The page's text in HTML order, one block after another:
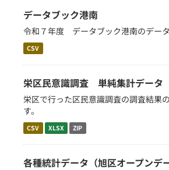
データブック港南
令和７年度 データブック港南のデータ
CSV
栄区民意識調査 単純集計データ
栄区で行った区民意識調査の調査結果
す。
CSV XLSX ZIP
各種統計データ（旭区オープンデ